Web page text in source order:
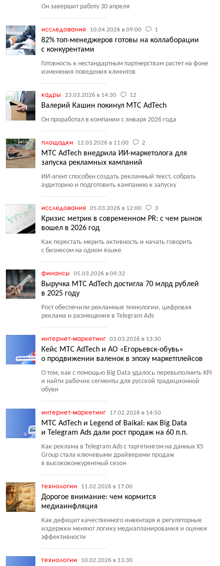
Он завершит работу 30 апреля
исследования 10.04.2026 в 09:00 1
82% топ-менеджеров готовы на коллаборации
с конкурентами
Готовность к нестандартным партнерствам растет на фоне
изменения поведения клиентов
кадры 23.03.2026 в 14:30 12
Валерий Кашин покинул МТС AdTech
Он проработал в компании с января 2026 года
площадки 12.03.2026 в 11:00 2
МТС AdTech внедрила ИИ-маркетолога для
запуска рекламных кампаний
ИИ-агент способен создать рекламный текст, собрать
аудиторию и подготовить кампанию к запуску
исследования 05.03.2026 в 12:00 3
Кризис метрик в современном PR: с чем рынок
вошел в 2026 год
Как перестать мерить активность и начать говорить
с бизнесом на одном языке
финансы 05.03.2026 в 09:32
Выручка МТС AdTech достигла 70 млрд рублей
в 2025 году
Рост обеспечили рекламные технологии, цифровая
реклама и размещения в Telegram Ads
интернет-маркетинг 03.03.2026 в 13:30
Кейс МТС AdTech и АО «Егорьевск-обувь»
о продвижении валенок в эпоху маркетплейсов
О том, как с помощью Big Data удалось перевыполнить KPI
и найти рабочие сегменты для русской традиционной
обуви
интернет-маркетинг 17.02.2026 в 14:50
МТС AdTech и Legend of Baikal: как Big Data
и Telegram Ads дали рост продаж на 60 п.п.
Как реклама в Telegram Ads c таргетингом на данных X5
Group стала ключевыми драйверами продаж
в высококонкурентный сезон
технологии 11.02.2026 в 17:00
Дорогое внимание: чем кормится
медиаинфляция
Как дефицит качественного инвентаря и регуляторные
издержки меняют логику медиапланирования и оценки
эффективности
технологии 10.02.2026 в 13:30